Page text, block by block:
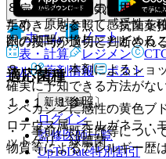
８．１． 本剤の使用にあ
ため、原則として感受性を
限の期間の投与にとどめる
８．２． 本剤によるショ
確実に予知できる方法がな
１．１．１参照〕。
・ 事前に既往歴等につい
物質等によるアレルギー歴
〈扁桃炎、急性気管支炎、
手引き」を参照し、抗菌薬
剤の投与が適切と判断され
適応菌種
ジベカシンに感性の黄色ブ
ロテウス属、モルガネラ・
ットゲリ、緑膿菌。
ホーム
ノート
表・計算
レジメン
アル
薬剤情報 ポスト
新規登録
ログイン
監修医師一覧
UpToDate特別割引